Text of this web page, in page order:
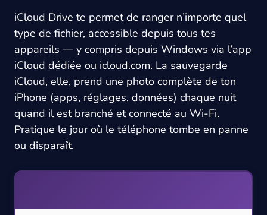
iCloud Drive te permet de ranger n’importe quel
type de fichier, accessible depuis tous tes
appareils — y compris depuis Windows via l’app
iCloud dédiée ou icloud.com. La sauvegarde
iCloud, elle, prend une photo complète de ton
iPhone (apps, réglages, données) chaque nuit
quand il est branché et connecté au Wi-Fi.
Pratique le jour où le téléphone tombe en panne
ou disparaît.